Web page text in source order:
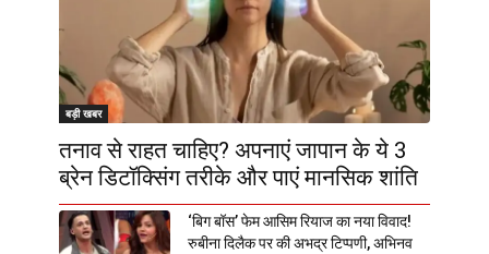
बड़ी खबर
तनाव से राहत चाहिए? अपनाएं जापान के ये 3
ब्रेन डिटॉक्सिंग तरीके और पाएं मानसिक शांति
‘बिग बॉस’ फेम आसिम रियाज का नया विवाद!
रुबीना दिलैक पर की अभद्र टिप्पणी, अभिनव